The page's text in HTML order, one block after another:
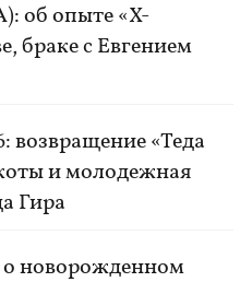
об опыте «Х-
браке с Евгением
возвращение «Теда
и молодежная
Гира
о новорожденном